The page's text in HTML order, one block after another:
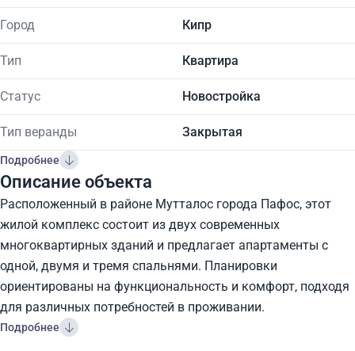
Город Кипр
Тип Квартира
Статус Новостройка
Тип веранды Закрытая
Подробнее
Описание объекта
Расположенный в районе Мутталос города Пафос, этот
жилой комплекс состоит из двух современных
многоквартирных зданий и предлагает апартаменты с
одной, двумя и тремя спальнями. Планировки
ориентированы на функциональность и комфорт, подходя
для различных потребностей в проживании.
Подробнее